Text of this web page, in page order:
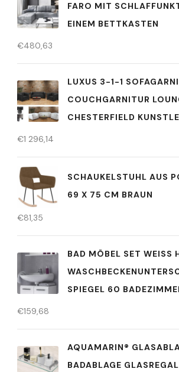
FARO MIT
EINEM BETTKASTEN
€480,63
LUXUS 3-1-1
COUCHGARNITUR
CHESTERFIELD
€1 296,14
SCHAUKELSTUHL AUS
69 X 75 CM BRAUN
€81,35
BAD MÖBEL SET WEISS
PIEGEL 60 BADEZIMMER
€159,68
AQUAMARIN®
BADABLAGE GLASREGAL